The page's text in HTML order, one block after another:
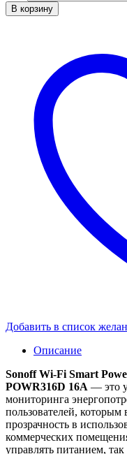
В корзину
Добавить в список
Описание
Sonoff Wi-Fi Smart
POWR316D 16A — это
мониторинга
пользователей,
прозрачность в
коммерческих
управлять питанием,